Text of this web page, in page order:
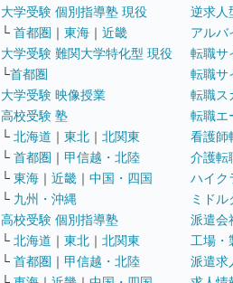
大学受験 個別指導塾 現役
└ 首都圏 ｜ 東海 ｜ 近畿
大学受験 難関大学特化型 現役
└首都圏
大学受験 映像授業
高校受験 塾
└ 北海道 ｜ 東北 ｜ 北関東
└ 首都圏 ｜ 甲信越・北陸
└ 東海 ｜ 近畿 ｜ 中国・四国
└ 九州・沖縄
高校受験 個別指導塾
└ 北海道 ｜ 東北 ｜ 北関東
└ 首都圏 ｜ 甲信越・北陸
逆求人
アルバ
転職サ
転職サ
転職ス
転職エ
看護師
介護転
ハイク
ミド
派遣会
工場・
派遣求